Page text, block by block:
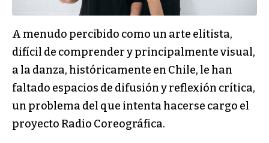
A menudo percibido como un arte elitista,
difícil de comprender y principalmente visual,
a la danza, históricamente en Chile, le han
faltado espacios de difusión y reflexión crítica,
un problema del que intenta hacerse cargo el
proyecto Radio Coreográfica.